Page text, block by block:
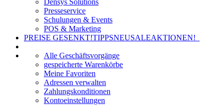
Presseservice
Schulungen & Events
POS & Marketing
PREISE GESENKT!TIPPSNEUSALEAKTIONEN!
Alle Geschäftsvorgänge
gespeicherte Warenkörbe
Meine Favoriten
Adressen verwalten
Zahlungskonditionen
Kontoeinstellungen